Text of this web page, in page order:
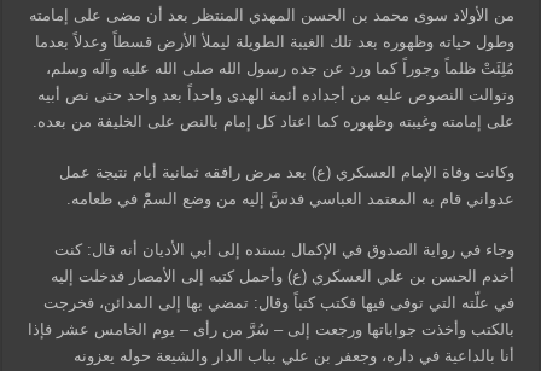
من الأولاد سوى محمد بن الحسن المهدي المنتظر بعد أن مضى على إمامته
وطول حياته وظهوره بعد تلك الغيبة الطويلة ليملأ الأرض قسطاً وعدلاً بعدما
مُلِئَتْ ظلماً وجوراً كما ورد عن جده رسول الله صلى الله عليه وآله وسلم،
وتوالت النصوص عليه من أجداده أئمة الهدى واحداً بعد واحد حتى نص أبيه
على إمامته وغيبته وظهوره كما اعتاد كل إمام بالنص على الخليفة من بعده.
وكانت وفاة الإمام العسكري (ع) بعد مرض رافقه ثمانية أيام نتيجة عمل
عدواني قام به المعتمد العباسي فدسَّ إليه من وضع السمّْ في طعامه.
وجاء في رواية الصدوق في الإكمال بسنده إلى أبي الأديان أنه قال: كنت
أخدم الحسن بن علي العسكري (ع) وأحمل كتبه إلى الأمصار فدخلت إليه
في علّته التي توفى فيها فكتب كتباً وقال: تمضي بها إلى المدائن، فخرجت
بالكتب وأخذت جواباتها ورجعت إلى – سُرَّ من رأى – يوم الخامس عشر فإذا
أنا بالداعية في داره، وجعفر بن علي بباب الدار والشيعة حوله يعزونه